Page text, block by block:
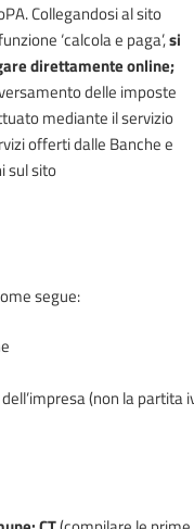
Collegandosi al sito
‘calcola e paga’,si
direttamente online;
delle imposte
mediante il servizio
offerti dalle Banche e
sul sito
segue:
(non la partita